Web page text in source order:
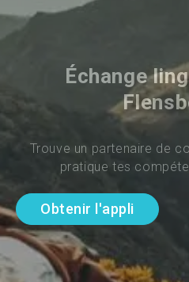
Échange
Trouve un partenaire de
pratique tes
Obtenir l'appli